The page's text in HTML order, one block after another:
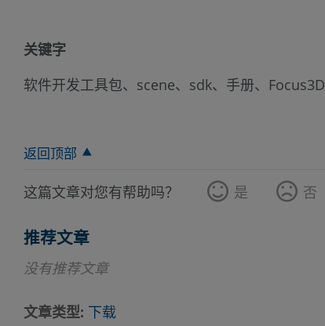
关键字
软件开发工具包、scene、sdk、手册、Focus3D
返回顶部
这篇文章对您有帮助吗？ 是 否
推荐文章
没有推荐文章
文章类型 下载